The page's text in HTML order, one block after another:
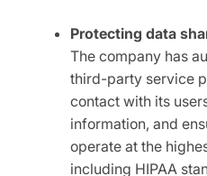
Protecting data
The company has
third-party service
contact with its
information, and
operate at the
including HIPAA